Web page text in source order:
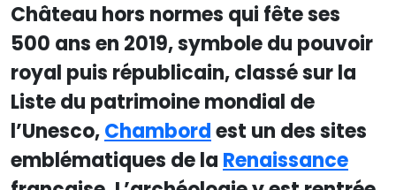
Château hors normes qui fête ses
500 ans en 2019, symbole du pouvoir
royal puis républicain, classé sur la
Liste du patrimoine mondial de
l’Unesco,Chambordest un des sites
emblématiques de la Renaissance